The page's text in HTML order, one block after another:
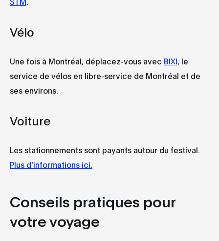
Vélo
Une fois à Montréal, déplacez-vous avec BIXI , le
service de vélos en libre-service de Montréal et de
ses environs.
Voiture
Les stationnements sont payants autour du festival.
Plus d’informations ici.
Conseils pratiques pour
votre voyage